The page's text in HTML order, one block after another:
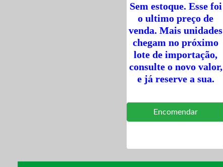
Sem estoque. Esse foi
o ultimo preço de
venda. Mais unidades
chegam no próximo
lote de importação,
consulte o novo valor,
e já reserve a sua.